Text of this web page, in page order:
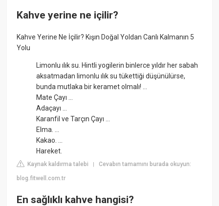
Kahve yerine ne içilir?
Kahve Yerine Ne İçilir? Kışın Doğal Yoldan Canlı Kalmanın 5
Yolu
Limonlu ılık su. Hintli yogilerin binlerce yıldır her sabah
aksatmadan limonlu ılık su tükettiği düşünülürse,
bunda mutlaka bir keramet olmalı! ...
Mate Çayı ...
Adaçayı ...
Karanfil ve Tarçın Çayı ...
Elma. ...
Kakao. ...
Hareket.
Kaynak kaldırma talebi |Cevabın tamamını burada okuyun:
blog.fitwell.com.tr
En sağlıklı kahve hangisi?